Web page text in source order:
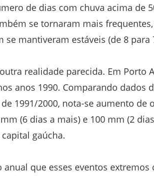
de dias com chuva acima de
se tornaram mais
se mantiveram estáveis (de 8 para
realidade parecida. Em Porto
anos 1990. Comparando dados
1991/2000, nota-se aumento de
(6 dias a mais) e 100 mm (2
gaúcha.
anual que esses eventos